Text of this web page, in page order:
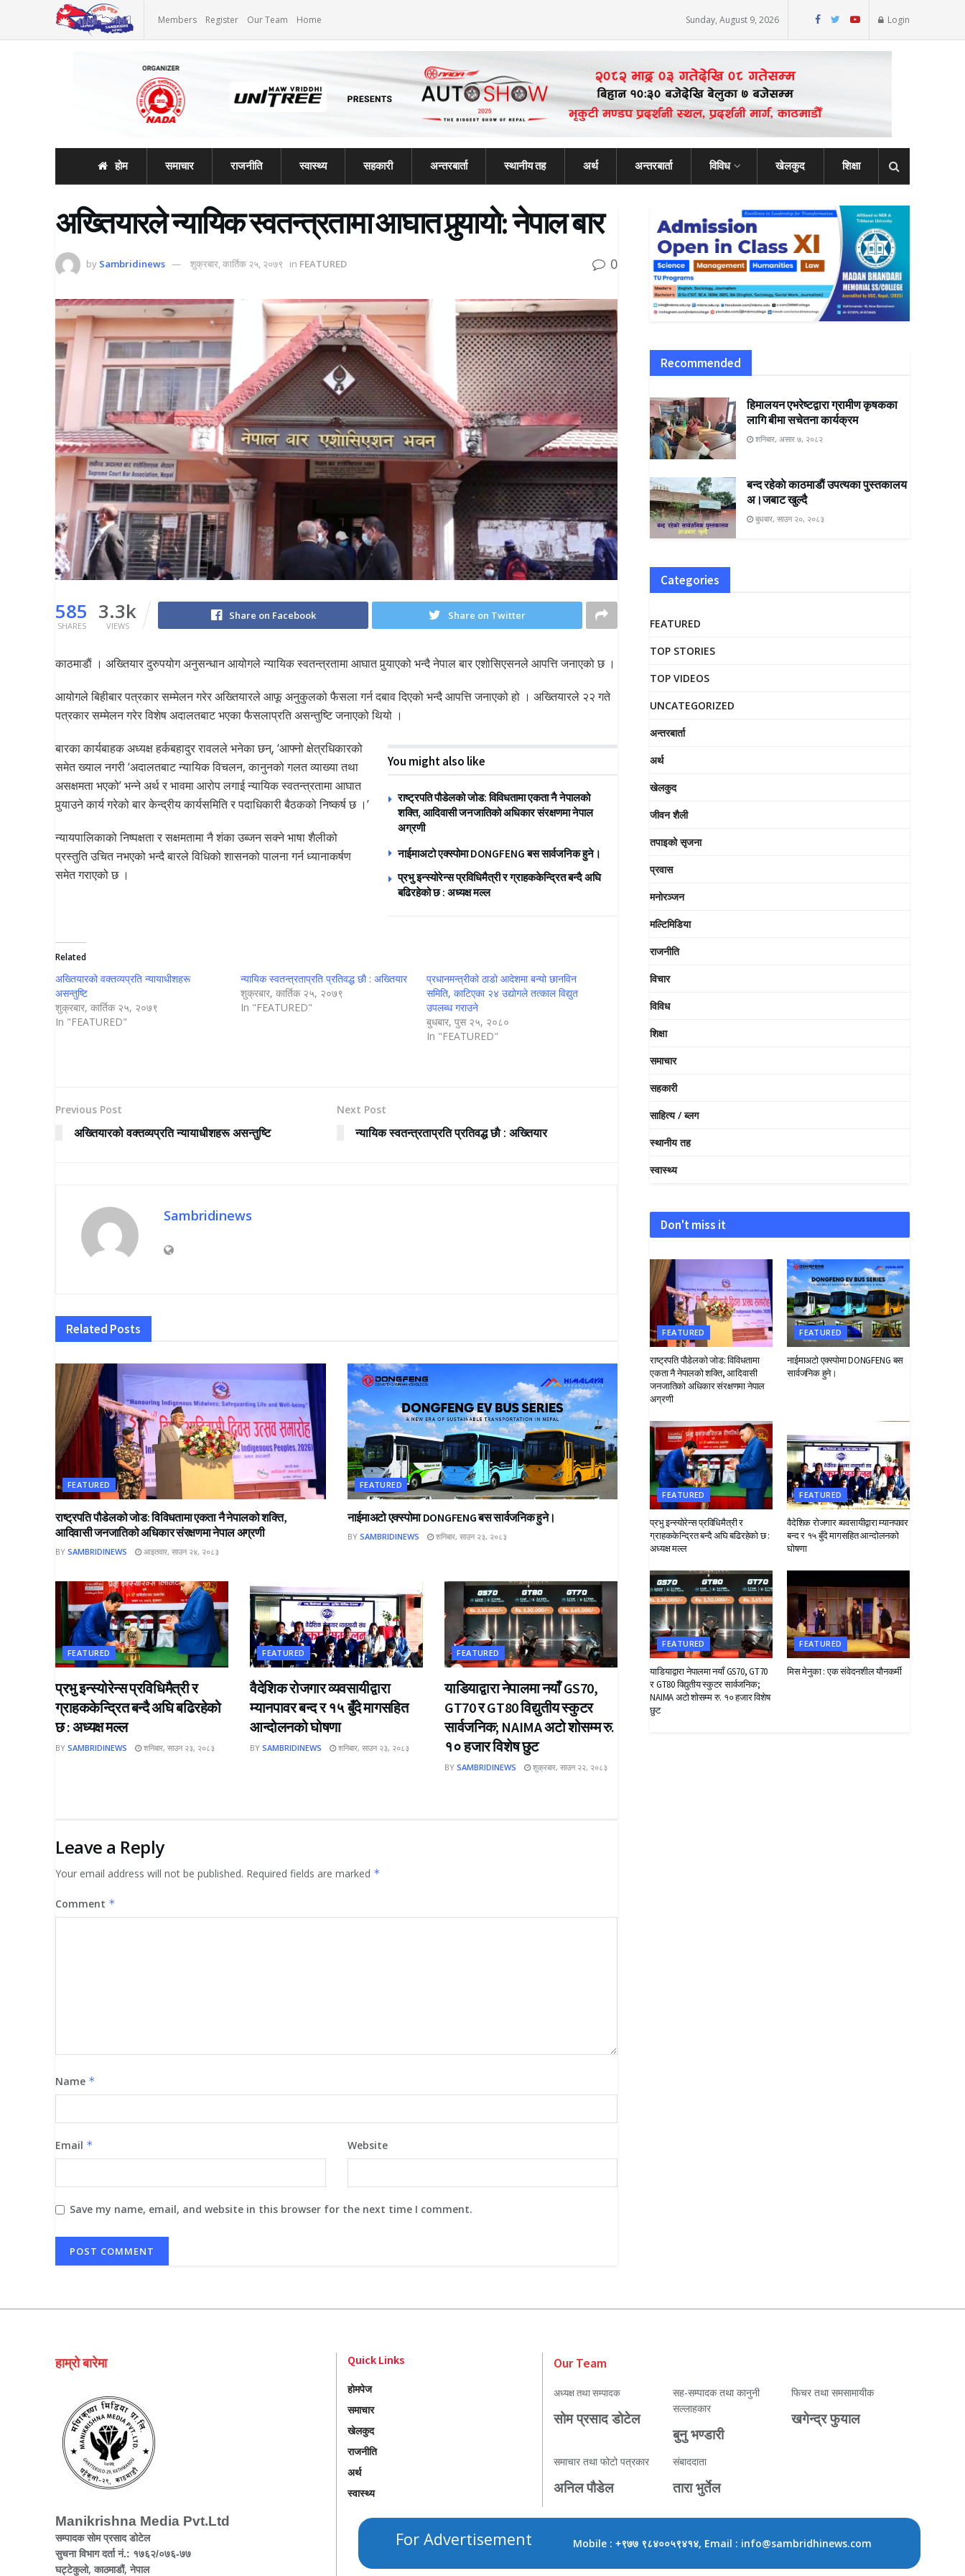
Members Register Our Team Home Sunday, August 9, 2026 Login
होम समाचार राजनीति स्वास्थ्य सहकारी अन्तरबार्ता स्थानीय तह अर्थ अन्तरबार्ता विविध खेलकुद शिक्षा
अख्तियारले न्यायिक स्वतन्त्रतामा आघात पुर्‍यायाे: नेपाल बार
by Sambridinews शुक्रबार, कार्तिक २५, २०७९ in FEATURED 0
585
SHARES
3.3k
VIEWS
Share on Facebook Share on Twitter
काठमाडाैं । अख्तियार दुरुपयोग अनुसन्धान आयोगले न्यायिक स्वतन्त्रतामा आघात पुर्‍याएको भन्दै नेपाल बार एशोसिएसनले आपत्ति जनाएको छ ।
आयोगले बिहीबार पत्रकार सम्मेलन गरेर अख्तियारले आफू अनुकुलको फैसला गर्न दबाव दिएको भन्दै आपत्ति जनाएको हो । अख्तियारले २२ गते
पत्रकार सम्मेलन गरेर विशेष अदालतबाट भएका फैसलाप्रति असन्तुष्टि जनाएको थियो ।
You might also like
राष्ट्रपति पौडेलको जोड: विविधतामा एकता नै नेपालको
शक्ति, आदिवासी जनजातिको अधिकार संरक्षणमा नेपाल
अग्रणी
नाईमाअटो एक्स्पोमा DONGFENG बस सार्वजनिक हुने।
प्रभु इन्स्योरेन्स प्रविधिमैत्री र ग्राहककेन्द्रित बन्दै अघि
बढिरहेको छ : अध्यक्ष मल्ल
बारका कार्यबाहक अध्यक्ष हर्कबहादुर रावलले भनेका छन्, ‘आफ्नो क्षेत्रधिकारको
समेत ख्याल नगरी ‘अदालतबाट न्यायिक विचलन, कानुनको गलत व्याख्या तथा
असक्षमता भएको’ भन्ने अर्थ र भावमा आरोप लगाई न्यायिक स्वतन्त्रतामा आघात
पुर्‍याउने कार्य गरेको बार केन्द्रीय कार्यसमिति र पदाधिकारी बैठकको निष्कर्ष छ ।’
न्यायपालिकाको निष्पक्षता र सक्षमतामा नै शंका उब्जन सक्ने भाषा शैलीको
प्रस्तुति उचित नभएको भन्दै बारले विधिको शासनको पालना गर्न ध्यानाकर्षण
समेत गराएको छ ।
Related
अख्तियारको वक्तव्यप्रति न्यायाधीशहरू
असन्तुष्टि
शुक्रबार, कार्तिक २५, २०७९
In "FEATURED"
न्यायिक स्वतन्त्रताप्रति प्रतिवद्ध छाै : अख्तियार
शुक्रबार, कार्तिक २५, २०७९
In "FEATURED"
प्रधानमन्त्रीको ठाडो आदेशमा बन्यो छानविन
समिति, काटिएका २४ उद्योगले तत्काल विद्युत
उपलब्ध गराउने
बुधबार, पुस २५, २०८०
In "FEATURED"
Previous Post
अख्तियारको वक्तव्यप्रति न्यायाधीशहरू असन्तुष्टि
Next Post
न्यायिक स्वतन्त्रताप्रति प्रतिवद्ध छाै : अख्तियार
Sambridinews
Related Posts
FEATURED
राष्ट्रपति पौडेलको जोड: विविधतामा एकता नै नेपालको शक्ति,
आदिवासी जनजातिको अधिकार संरक्षणमा नेपाल अग्रणी
BY SAMBRIDINEWS आइतवार, साउन २४, २०८३
FEATURED
नाईमाअटो एक्स्पोमा DONGFENG बस सार्वजनिक हुने।
BY SAMBRIDINEWS शनिबार, साउन २३, २०८३
FEATURED
प्रभु इन्स्योरेन्स प्रविधिमैत्री र
ग्राहककेन्द्रित बन्दै अघि बढिरहेको
छ : अध्यक्ष मल्ल
BY SAMBRIDINEWS शनिबार, साउन २३, २०८३
FEATURED
वैदेशिक रोजगार व्यवसायीद्वारा
म्यानपावर बन्द र १५ बुँदे मागसहित
आन्दोलनको घोषणा
BY SAMBRIDINEWS शनिबार, साउन २३, २०८३
FEATURED
याडियाद्वारा नेपालमा नयाँ GS70,
GT70 र GT80 विद्युतीय स्कुटर
सार्वजनिक; NAIMA अटो शोसम्म रु.
१० हजार विशेष छुट
BY SAMBRIDINEWS शुक्रबार, साउन २२, २०८३
Leave a Reply
Your email address will not be published. Required fields are marked *
Comment *
Name *
Email * Website
Save my name, email, and website in this browser for the next time I comment.
Recommended
हिमालयन एभरेष्टद्वारा ग्रामीण कृषकका
लागि बीमा सचेतना कार्यक्रम
शनिबार, असार ७, २०८२
बन्द रहेकाे काठमाडाैं उपत्यका पुस्तकालय
अ।जबाट खुल्दै
बुधबार, साउन २०, २०८३
Categories
FEATURED
TOP STORIES
TOP VIDEOS
UNCATEGORIZED
अन्तरबार्ता
अर्थ
खेलकुद
जीवन शैली
तपाइको सृजना
प्रवास
मनोरञ्जन
मल्टिमिडिया
राजनीति
विचार
विविध
शिक्षा
समाचार
सहकारी
साहित्य / ब्लग
स्थानीय तह
स्वास्थ्य
Don't miss it
FEATURED
राष्ट्रपति पौडेलको जोड: विविधतामा
एकता नै नेपालको शक्ति, आदिवासी
जनजातिको अधिकार संरक्षणमा नेपाल
अग्रणी
FEATURED
नाईमाअटो एक्स्पोमा DONGFENG बस
सार्वजनिक हुने।
FEATURED
प्रभु इन्स्योरेन्स प्रविधिमैत्री र
ग्राहककेन्द्रित बन्दै अघि बढिरहेको छ :
अध्यक्ष मल्ल
FEATURED
वैदेशिक रोजगार व्यवसायीद्वारा म्यानपावर
बन्द र १५ बुँदे मागसहित आन्दोलनको
घोषणा
FEATURED
याडियाद्वारा नेपालमा नयाँ GS70, GT70
र GT80 विद्युतीय स्कुटर सार्वजनिक;
NAIMA अटो शोसम्म रु. १० हजार विशेष
छुट
FEATURED
मिस मेनुका : एक संवेदनशील यौनकर्मी
हाम्रो बारेमा
Manikrishna Media Pvt.Ltd
सम्पादक सोम प्रसाद डोटेल
सुचना विभाग दर्ता नं.: १७६२/०७६-७७
घट्टेकुलो, काठमाडौं, नेपाल
Quick Links
होमपेज
समाचार
खेलकुद
राजनीति
अर्थ
स्वास्थ्य
Our Team
अध्यक्ष तथा सम्पादक
सोम प्रसाद डोटेल
सह-सम्पादक तथा कानुनी
सल्लाहकार
बुनु भण्डारी
फिचर तथा समसामायीक
खगेन्द्र फुयाल
समाचार तथा फोटो पत्रकार
अनिल पौडेल
संबाददाता
तारा भुर्तेल
For Advertisement Mobile :+९७७ ९८४००५९४१४, Email : info@sambridhinews.com